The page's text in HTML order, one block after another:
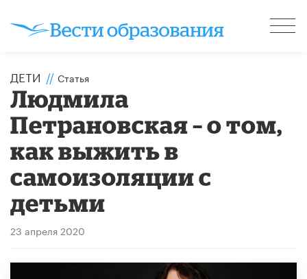
ДЕТИ // Статья
Людмила
Петрановская – о том,
как выжить в
самоизоляции с
детьми
23 апреля 2020